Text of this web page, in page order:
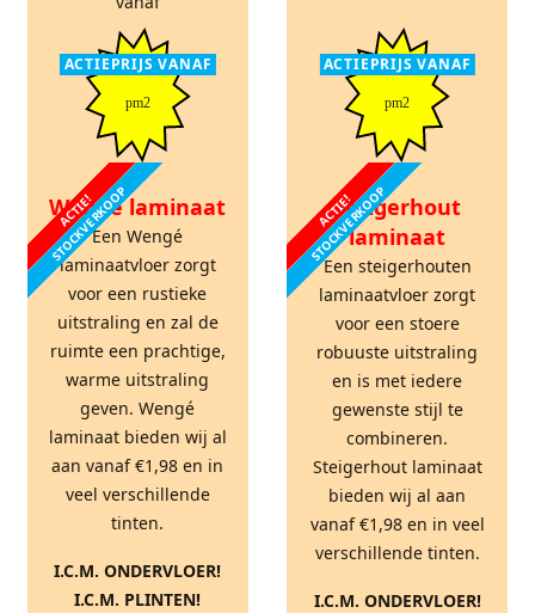
ACTIEPRIJS VANAF
pm2
ACTIEPRIJS VANAF
pm2
ACTIE!
STOCKVERKOOP
Wengé laminaat
Een Wengé
laminaatvloer zorgt
voor een rustieke
uitstraling en zal de
ruimte een prachtige,
warme uitstraling
geven. Wengé
laminaat bieden wij al
aan vanaf €1,98 en in
veel verschillende
tinten.
I.C.M. ONDERVLOER!
I.C.M. PLINTEN!
ACTIE!
STOCKVERKOOP
Steigerhout
laminaat
Een steigerhouten
laminaatvloer zorgt
voor een stoere
robuuste uitstraling
en is met iedere
gewenste stijl te
combineren.
Steigerhout laminaat
bieden wij al aan
vanaf €1,98 en in veel
verschillende tinten.
I.C.M. ONDERVLOER!